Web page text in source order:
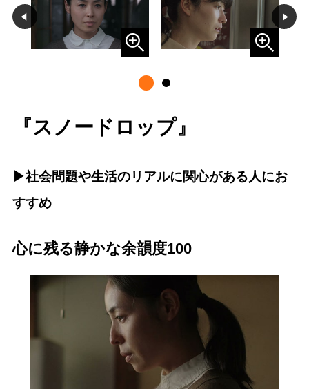
『スノードロップ』
▶社会問題や生活のリアルに関心がある人にお
すすめ
心に残る静かな余韻度100